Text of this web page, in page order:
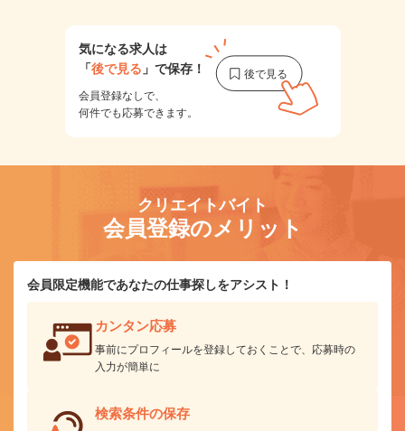
気になる求人は
「後で見る 」で保存！
会員登録なしで、
何件でも応募できます。
クリエイトバイト
会員登録のメリット
会員限定機能であなたの仕事探しをアシスト！
カンタン応募
事前にプロフィールを登録しておくことで、応募時の
入力が簡単に
検索条件の保存